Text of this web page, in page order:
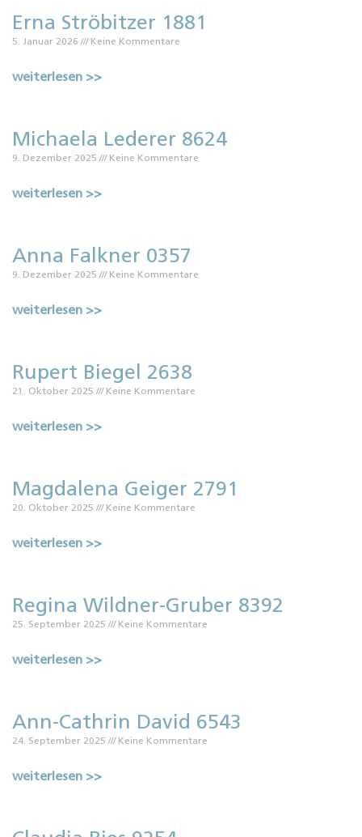
Erna Ströbitzer 1881
5. Januar 2026 Keine Kommentare
weiterlesen >>
Michaela Lederer 8624
9. Dezember 2025 Keine Kommentare
weiterlesen >>
Anna Falkner 0357
9. Dezember 2025 Keine Kommentare
weiterlesen >>
Rupert Biegel 2638
21. Oktober 2025 Keine Kommentare
weiterlesen >>
Magdalena Geiger 2791
20. Oktober 2025 Keine Kommentare
weiterlesen >>
Regina Wildner-Gruber 8392
25. September 2025 Keine Kommentare
weiterlesen >>
Ann-Cathrin David 6543
24. September 2025 Keine Kommentare
weiterlesen >>